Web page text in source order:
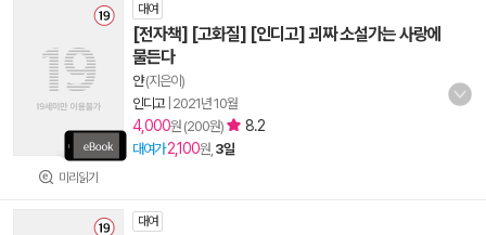
미리읽기
대여
[전자책] [고화질] [인디고] 괴짜 소설가는 사랑에
물든다
얀(지은이)
인디고| 2021년 10월
4,000원 (200원) 8.2
대여가 2,100원, 3일
대여